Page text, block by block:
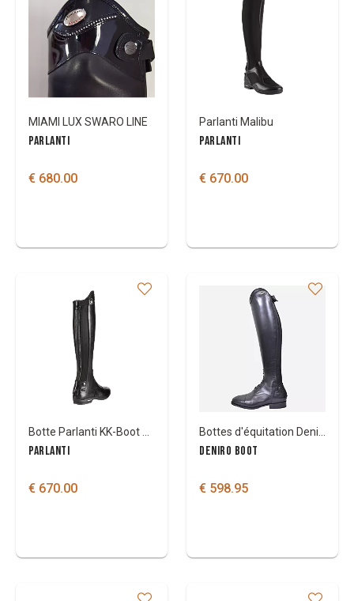
MIAMI LUX SWARO LINE
PARLANTI
€ 680.00
Parlanti Malibu
PARLANTI
€ 670.00
PARLANTI
€ 670.00
DENIRO BOOT
€ 598.95